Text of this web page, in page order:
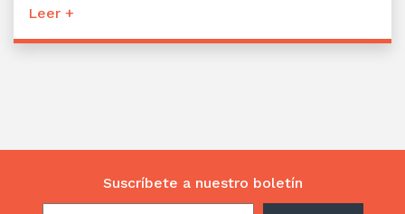
Leer +
Suscríbete a nuestro boletín